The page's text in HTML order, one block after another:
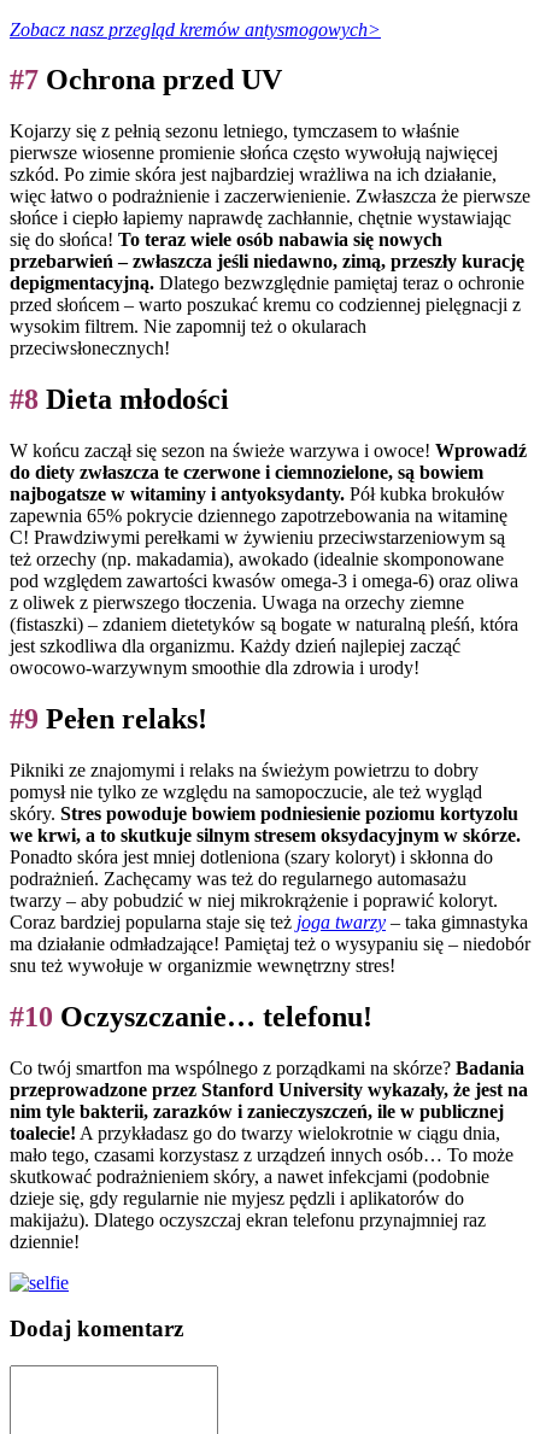
Zobacz nasz przegląd kremów antysmogowych>
#7 Ochrona przed UV
Kojarzy się z pełnią sezonu letniego, tymczasem to właśnie
pierwsze wiosenne promienie słońca często wywołują najwięcej
szkód. Po zimie skóra jest najbardziej wrażliwa na ich działanie,
więc łatwo o podrażnienie i zaczerwienienie. Zwłaszcza że pierwsze
słońce i ciepło łapiemy naprawdę zachłannie, chętnie wystawiając
się do słońca! To teraz wiele osób nabawia się nowych
przebarwień – zwłaszcza jeśli niedawno, zimą, przeszły kurację
depigmentacyjną. Dlatego bezwzględnie pamiętaj teraz o ochronie
przed słońcem – warto poszukać kremu co codziennej pielęgnacji z
wysokim filtrem. Nie zapomnij też o okularach
przeciwsłonecznych!
#8 Dieta młodości
W końcu zaczął się sezon na świeże warzywa i owoce! Wprowadź
do diety zwłaszcza te czerwone i ciemnozielone, są bowiem
najbogatsze w witaminy i antyoksydanty. Pół kubka brokułów
zapewnia 65% pokrycie dziennego zapotrzebowania na witaminę
C! Prawdziwymi perełkami w żywieniu przeciwstarzeniowym są
też orzechy (np. makadamia), awokado (idealnie skomponowane
pod względem zawartości kwasów omega-3 i omega-6) oraz oliwa
z oliwek z pierwszego tłoczenia. Uwaga na orzechy ziemne
(fistaszki) – zdaniem dietetyków są bogate w naturalną pleśń, która
jest szkodliwa dla organizmu. Każdy dzień najlepiej zacząć
owocowo-warzywnym smoothie dla zdrowia i urody!
#9 Pełen relaks!
Pikniki ze znajomymi i relaks na świeżym powietrzu to dobry
pomysł nie tylko ze względu na samopoczucie, ale też wygląd
skóry. Stres powoduje bowiem podniesienie poziomu kortyzolu
we krwi, a to skutkuje silnym stresem oksydacyjnym w skórze.
Ponadto skóra jest mniej dotleniona (szary koloryt) i skłonna do
podrażnień. Zachęcamy was też do regularnego automasażu
twarzy – aby pobudzić w niej mikrokrążenie i poprawić koloryt.
Coraz bardziej popularna staje się też joga twarzy – taka gimnastyka
ma działanie odmładzające! Pamiętaj też o wysypaniu się – niedobór
snu też wywołuje w organizmie wewnętrzny stres!
#10 Oczyszczanie… telefonu!
Co twój smartfon ma wspólnego z porządkami na skórze? Badania
przeprowadzone przez Stanford University wykazały, że jest na
nim tyle bakterii, zarazków i zanieczyszczeń, ile w publicznej
toalecie! A przykładasz go do twarzy wielokrotnie w ciągu dnia,
mało tego, czasami korzystasz z urządzeń innych osób… To może
skutkować podrażnieniem skóry, a nawet infekcjami (podobnie
dzieje się, gdy regularnie nie myjesz pędzli i aplikatorów do
makijażu). Dlatego oczyszczaj ekran telefonu przynajmniej raz
dziennie!
Dodaj komentarz